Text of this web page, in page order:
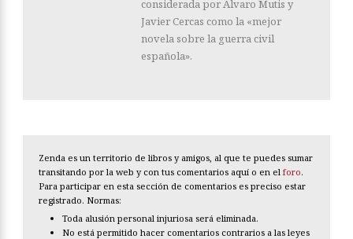
considerada por Álvaro Mutis y
Javier Cercas como la «mejor
novela sobre la guerra civil
española».
Zenda es un territorio de libros y amigos, al que te puedes sumar
transitando por la web y con tus comentarios aquí o en el foro.
Para participar en esta sección de comentarios es preciso estar
registrado. Normas:
Toda alusión personal injuriosa será eliminada.
No está permitido hacer comentarios contrarios a las leyes